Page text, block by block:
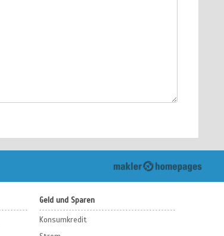
Geld und Sparen
Konsumkredit